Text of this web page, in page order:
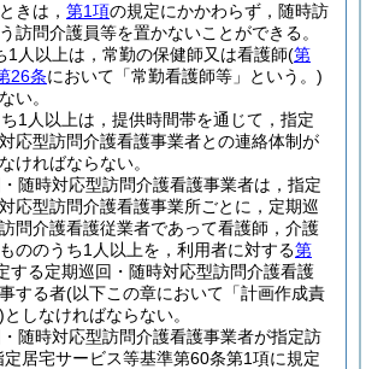
きは， 第1項の規定にかかわらず，随時訪
訪問介護員等を置かないことができる。
1人以上は，常勤の保健師又は看護師(第
26条において「常勤看護師等」という。)
い。
1人以上は，提供時間帯を通じて，指定
応型訪問介護看護事業者との連絡体制が
ければならない。
随時対応型訪問介護看護事業者は，指定
応型訪問介護看護事業所ごとに，定期巡
問介護看護従業者であって看護師，介護
ののうち1人以上を，利用者に対する第
する定期巡回・随時対応型訪問介護看護
する者(以下この章において「計画作成責
としなければならない。
随時対応型訪問介護看護事業者が指定訪
定居宅サービス等基準第60条第1項に規定